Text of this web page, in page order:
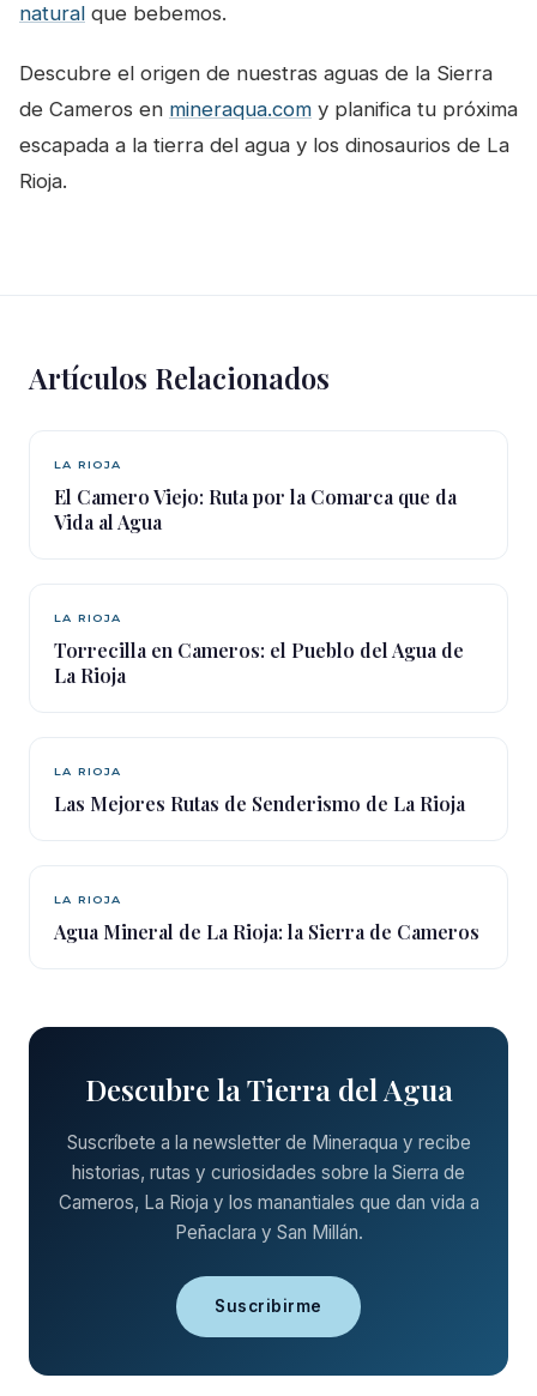
natural que bebemos.
Descubre el origen de nuestras aguas de la Sierra
de Cameros en mineraqua.com y planifica tu próxima
escapada a la tierra del agua y los dinosaurios de La
Rioja.
Artículos Relacionados
LA RIOJA
El Camero Viejo: Ruta por la Comarca que da
Vida al Agua
LA RIOJA
Torrecilla en Cameros: el Pueblo del Agua de
La Rioja
LA RIOJA
Las Mejores Rutas de Senderismo de La Rioja
LA RIOJA
Agua Mineral de La Rioja: la Sierra de Cameros
Descubre la Tierra del Agua
Suscríbete a la newsletter de Mineraqua y recibe
historias, rutas y curiosidades sobre la Sierra de
Cameros, La Rioja y los manantiales que dan vida a
Peñaclara y San Millán.
Suscribirme